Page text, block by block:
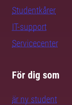
Studentkårer
IT-support
Servicecenter
För dig som
är ny student